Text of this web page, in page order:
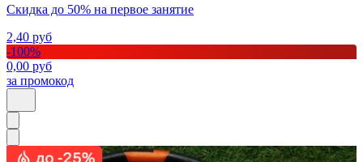
Скидка до 50% на первое занятие
2,40 руб
-100%
0,00 руб
за промокод